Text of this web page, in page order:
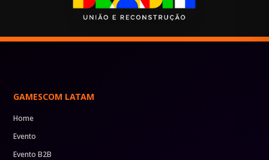
GAMESCOM LATAM
Home
Evento
Evento B2B